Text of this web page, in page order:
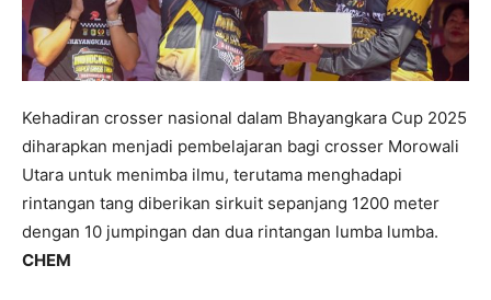
Kehadiran crosser nasional dalam Bhayangkara Cup 2025
diharapkan menjadi pembelajaran bagi crosser Morowali
Utara untuk menimba ilmu, terutama menghadapi
rintangan tang diberikan sirkuit sepanjang 1200 meter
dengan 10 jumpingan dan dua rintangan lumba lumba.
CHEM